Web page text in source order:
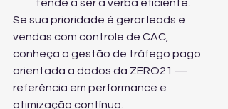
tende a ser a verba eficiente.
Se sua prioridade é gerar leads e
vendas com controle de CAC,
conheça a gestão de tráfego pago
orientada a dados da ZERO21 —
referência em performance e
otimização contínua.